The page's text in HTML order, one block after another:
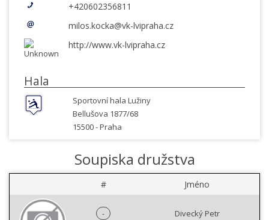
+420602356811
milos.kocka@vk-lvipraha.cz
http://www.vk-lvipraha.cz
Hala
Sportovní hala Lužiny
Bellušova 1877/68
15500 -Praha
Soupiska družstva
# Jméno
-
Divecký Petr